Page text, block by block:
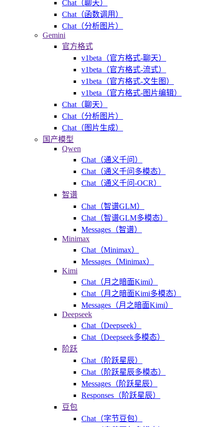
Chat（聊天）
Chat（函数调用）
Chat（分析图片）
Gemini
官方格式
v1beta（官方格式-聊天）
v1beta（官方格式-流式）
v1beta（官方格式-文生图）
v1beta（官方格式-图片编辑）
Chat（聊天）
Chat（分析图片）
Chat（图片生成）
国产模型
Qwen
Chat（通义千问）
Chat（通义千问多模态）
Chat（通义千问-OCR）
智谱
Chat（智谱GLM）
Chat（智谱GLM多模态）
Messages（智谱）
Minimax
Chat（Minimax）
Messages（Minimax）
Kimi
Chat（月之暗面Kimi）
Chat（月之暗面Kimi多模态）
Messages（月之暗面Kimi）
Deepseek
Chat（Deepseek）
Chat（Deepseek多模态）
阶跃
Chat（阶跃星辰）
Chat（阶跃星辰多模态）
Messages（阶跃星辰）
Responses（阶跃星辰）
豆包
Chat（字节豆包）